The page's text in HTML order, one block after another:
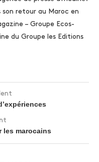
son retour au Maroc en
– Groupe Ecos-
du Groupe les Editions
les marocains